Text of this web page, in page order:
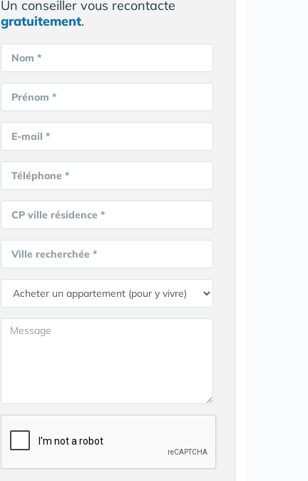
Un conseiller vous recontacte
gratuitement.
Nom *
Prénom *
E-mail *
Téléphone *
CP ville résidence *
Ville recherchée *